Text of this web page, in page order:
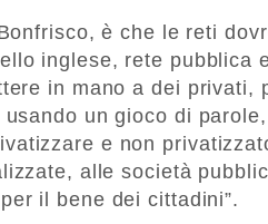
è che le reti
inglese, rete pubblica
in mano a dei privati,
un gioco di
e non
alle società
il bene dei cittadini”.